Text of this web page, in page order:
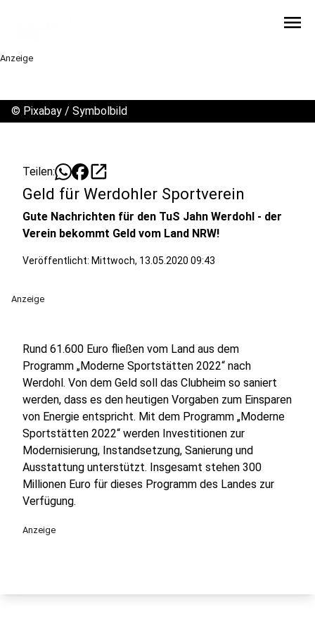
menu
Anzeige
© Pixabay / Symbolbild
Teilen: open_in_new
Geld für Werdohler Sportverein
Gute Nachrichten für den TuS Jahn Werdohl - der
Verein bekommt Geld vom Land NRW!
Veröffentlicht: Mittwoch, 13.05.2020 09:43
Anzeige
Rund 61.600 Euro fließen vom Land aus dem
Programm „Moderne Sportstätten 2022“ nach
Werdohl. Von dem Geld soll das Clubheim so saniert
werden, dass es den heutigen Vorgaben zum Einsparen
von Energie entspricht. Mit dem Programm „Moderne
Sportstätten 2022“ werden Investitionen zur
Modernisierung, Instandsetzung, Sanierung und
Ausstattung unterstützt. Insgesamt stehen 300
Millionen Euro für dieses Programm des Landes zur
Verfügung.
Anzeige